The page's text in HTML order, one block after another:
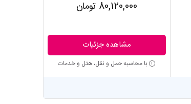
80,120,000 تومان
مشاهده جزئیات
با محاسبه حمل و نقل، هتل و خدمات